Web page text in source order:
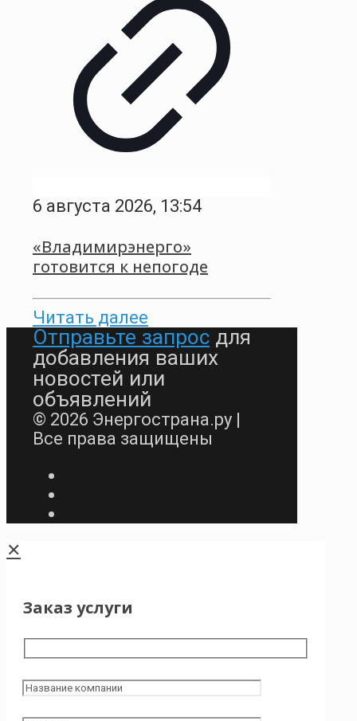
6 августа 2026, 13:54
«Владимирэнерго»
готовится к непогоде
Читать далее
Отправьте запрос для
добавления ваших
новостей или
объявлений
© 2026 Энергострана.ру |
Все права защищены
✕
Заказ услуги